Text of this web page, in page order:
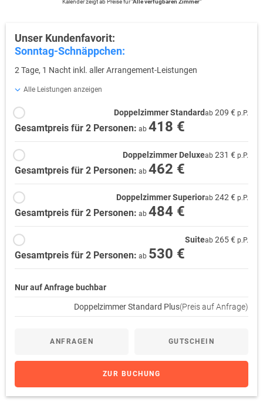
Kalender zeigtab Preise für"Alle verfügbaren Zimmer"
Unser Kundenfavorit:
Sonntag-Schnäppchen:
2 Tage, 1 Nacht inkl. aller Arrangement-Leistungen
Alle Leistungen anzeigen
Doppelzimmer Standardab 209 € p.P.
Gesamtpreis für 2 Personen: ab 418 €
Doppelzimmer Deluxeab 231 € p.P.
Gesamtpreis für 2 Personen: ab 462 €
Doppelzimmer Superiorab 242 € p.P.
Gesamtpreis für 2 Personen: ab 484 €
Suiteab 265 € p.P.
Gesamtpreis für 2 Personen: ab 530 €
Nur auf Anfrage buchbar
Doppelzimmer Standard Plus(Preis auf Anfrage)
ANFRAGEN GUTSCHEIN
ZUR BUCHUNG